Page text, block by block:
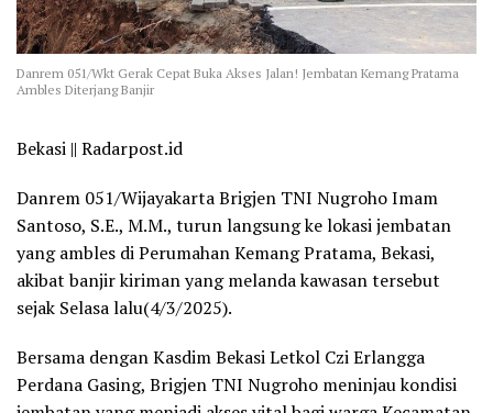
Danrem 051/Wkt Gerak Cepat Buka Akses Jalan! Jembatan Kemang Pratama
Ambles Diterjang Banjir
Bekasi || Radarpost.id
Danrem 051/Wijayakarta Brigjen TNI Nugroho Imam
Santoso, S.E., M.M., turun langsung ke lokasi jembatan
yang ambles di Perumahan Kemang Pratama, Bekasi,
akibat banjir kiriman yang melanda kawasan tersebut
sejak Selasa lalu(4/3/2025).
Bersama dengan Kasdim Bekasi Letkol Czi Erlangga
Perdana Gasing, Brigjen TNI Nugroho meninjau kondisi